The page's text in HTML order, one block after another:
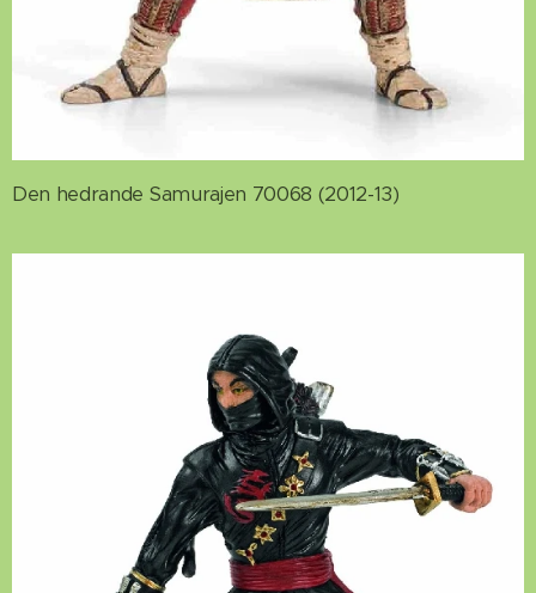
Den hedrande Samurajen 70068 (2012-13)